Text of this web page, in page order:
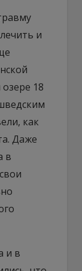
и
18
как
Даже
в
и в